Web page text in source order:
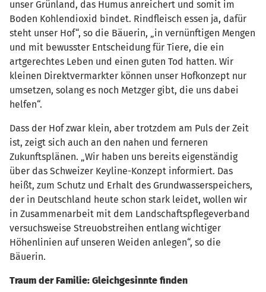
unser Grünland, das Humus anreichert und somit im
Boden Kohlendioxid bindet. Rindfleisch essen ja, dafür
steht unser Hof“, so die Bäuerin, „in vernünftigen Mengen
und mit bewusster Entscheidung für Tiere, die ein
artgerechtes Leben und einen guten Tod hatten. Wir
kleinen Direktvermarkter können unser Hofkonzept nur
umsetzen, solang es noch Metzger gibt, die uns dabei
helfen“.
Dass der Hof zwar klein, aber trotzdem am Puls der Zeit
ist, zeigt sich auch an den nahen und ferneren
Zukunftsplänen. „Wir haben uns bereits eigenständig
über das Schweizer Keyline-Konzept informiert. Das
heißt, zum Schutz und Erhalt des Grundwasserspeichers,
der in Deutschland heute schon stark leidet, wollen wir
in Zusammenarbeit mit dem Landschaftspflegeverband
versuchsweise Streuobstreihen entlang wichtiger
Höhenlinien auf unseren Weiden anlegen“, so die
Bäuerin.
Traum der Familie: Gleichgesinnte finden